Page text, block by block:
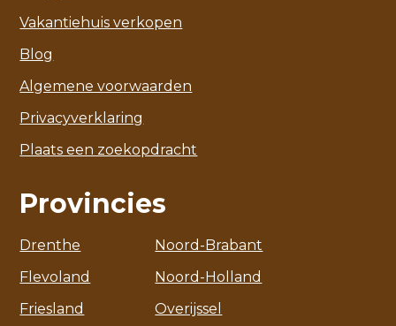
Vakantiehuis verkopen
Blog
Algemene voorwaarden
Privacyverklaring
Plaats een zoekopdracht
Provincies
Drenthe
Flevoland
Friesland
Noord-Brabant
Noord-Holland
Overijssel